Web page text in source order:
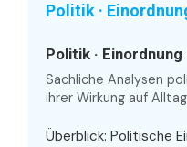
Politik ·
Politik · Einordnung
Sachliche Analysen
ihrer Wirkung auf
Überblick: Politische